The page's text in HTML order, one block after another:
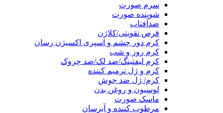
سرم صورت
شوینده صورت
ضدآفتاب
قرص تقویتی/کلاژن
کرم دور چشم و اسپری اکسیژن رسان
کرم روز و شب
کرم لیفتینگ/ضد لک/ضد چروک
کرم و ژل ترمیم کننده
کرم/ ژل ضد جوش
لوسیون و روغن بدن
ماسک صورت
مرطوب کننده و آبرسان